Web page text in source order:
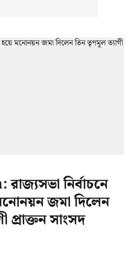
নির্বাচনে
জমা দিলেন
প্রাক্তন সাংসদ